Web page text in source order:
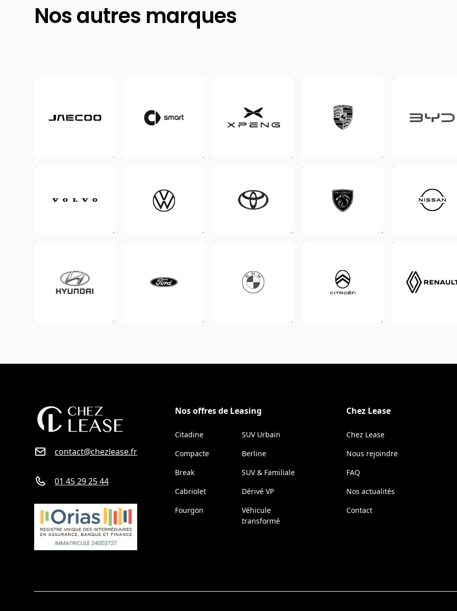
Nos autres marques
contact@chezlease.fr
01 45 29 25 44
Nos offres de Leasing
Citadine
SUV Urbain
Compacte
Berline
Break
SUV & Familiale
Cabriolet
Dérivé VP
Fourgon
Véhicule
transformé
Chez Lease
Chez Lease
Nous rejoindre
FAQ
Nos actualités
Contact